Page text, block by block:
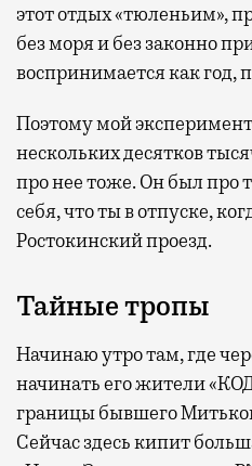
этот отдых «тюленьим»,
без моря и без законно
воспринимается как год,
Поэтому мой
нескольких десятков
про нее тоже. Он был про
себя, что ты в отпуске,
Ростокинский проезд.
Тайные тропы
Начинаю утро там, где
начинать его жители
границы бывшего
Сейчас здесь кипит